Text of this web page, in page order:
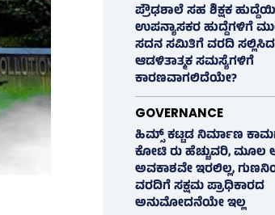
ಪ್ರೌಢಶಾಲೆ ಸಹ ಶಿಕ್ಷಕ
ಉಪನ್ಯಾಸಕರ ಹುದ್ದೆಗಳಿಗೆ
ಸದನ ಸಮಿತಿಗೆ ವರದಿ
ಆಡಳಿತಾತ್ಮಕ ಸಮಸ್ಯೆಗಳಿಗೆ
ಕಾರಣವಾಗಲಿದೆಯೇ?
GOVERNANCE
ಹಿಮ್ಸ್‌ ಕಟ್ಟಡ ನಿರ್ಮಾಣ
ಕೋಟಿ ರು ಹೆಚ್ಚುವರಿ, ಮೂಲ
ಅವಕಾಶವೇ ಇರಲಿಲ್ಲ,
ವರದಿಗೆ ಸಕ್ಷಮ ಪ್ರಾಧಿಕಾರದ
ಅನುಮೋದನೆಯೇ ಇಲ್ಲ